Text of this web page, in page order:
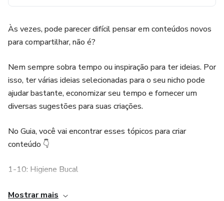
Às vezes, pode parecer difícil pensar em conteúdos novos
para compartilhar, não é?
Nem sempre sobra tempo ou inspiração para ter ideias. Por
isso, ter várias ideias selecionadas para o seu nicho pode
ajudar bastante, economizar seu tempo e fornecer um
diversas sugestões para suas criações.
No Guia, você vai encontrar esses tópicos para criar
conteúdo 👇
1-10: Higiene Bucal
11-20: Saúde Gengival
Mostrar mais